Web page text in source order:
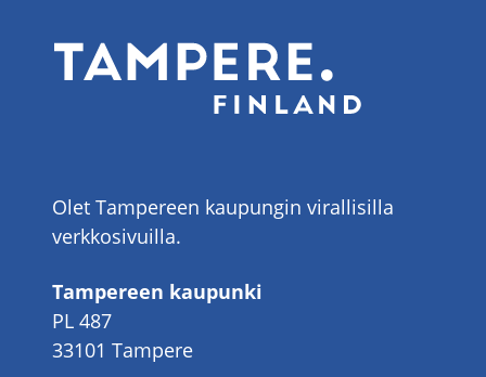
Olet Tampereen kaupungin virallisilla
verkkosivuilla.
Tampereen kaupunki
PL 487
33101 Tampere